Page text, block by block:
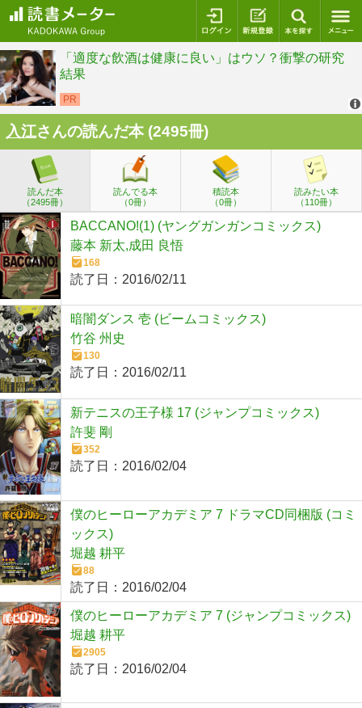
ログイン 新規登録
入江さんの読んだ本 (2495冊)
読んだ本
（2495冊）
読んでる本
（0冊）
積読本
（0冊）
読みたい本
（110冊）
BACCANO!(1) (ヤングガンガンコミックス)
藤本 新太,成田 良悟
168
読了日： 2016/02/11
暗闇ダンス 壱 (ビームコミックス)
竹谷 州史
130
読了日： 2016/02/11
新テニスの王子様 17 (ジャンプコミックス)
許斐 剛
352
読了日： 2016/02/04
僕のヒーローアカデミア 7 ドラマCD同梱版 (コミ
ックス)
堀越 耕平
88
読了日： 2016/02/04
僕のヒーローアカデミア 7 (ジャンプコミックス)
堀越 耕平
2905
読了日： 2016/02/04